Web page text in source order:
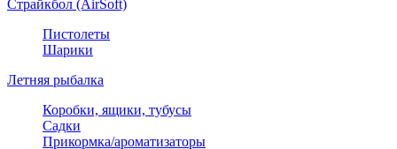
Страйкбол (AirSoft)
Пистолеты
Шарики
Летняя рыбалка
Коробки, ящики, тубусы
Садки
Прикормка/ароматизаторы